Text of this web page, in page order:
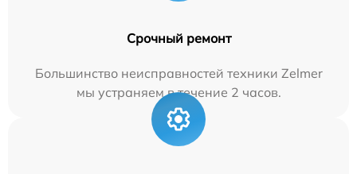
Срочный ремонт
Большинство неисправностей техники Zelmer
мы устраняем в течение 2 часов.